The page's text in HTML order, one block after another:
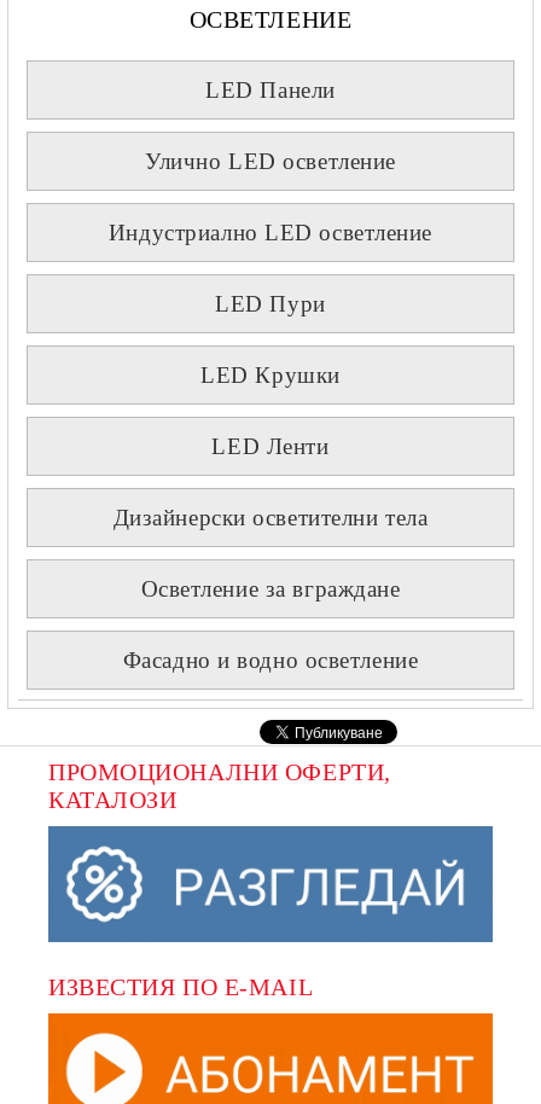
ОСВЕТЛЕНИЕ
LED Панели
Улично LED осветление
Индустриално LED осветление
LED Пури
LED Крушки
LED Ленти
Дизайнерски осветителни тела
Осветление за вграждане
Фасадно и водно осветление
ПРОМОЦИОНАЛНИ ОФЕРТИ,
КАТАЛОЗИ
ИЗВЕСТИЯ ПО E-MAIL